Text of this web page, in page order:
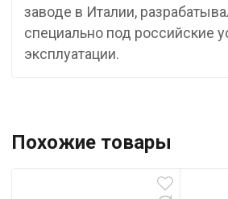
заводе в Италии,
специально под российские
эксплуатации.
Похожие товары